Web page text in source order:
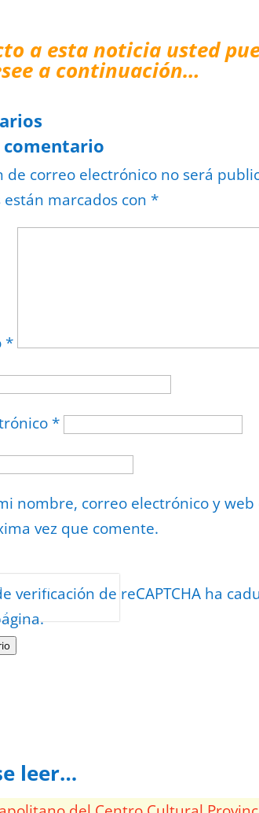
a esta noticia usted
a continuación…
comentario
de correo electrónico no será
marcados con *
*
*
nombre, correo electrónico y
vez que comente.
verificación de reCAPTCHA ha
leer…